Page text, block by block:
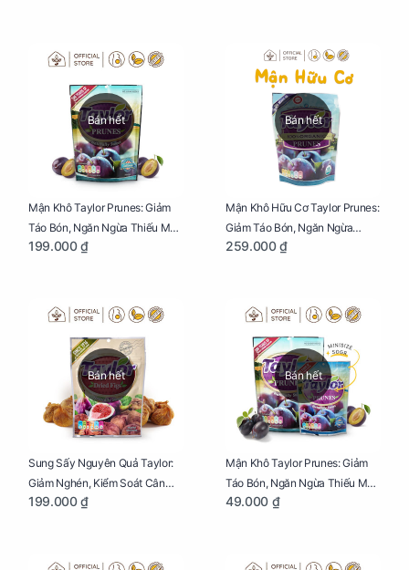
Bán hết
Mận Khô Taylor Prunes: Giảm
Táo Bón, Ngăn Ngừa Thiếu Máu
Cho Mẹ Bầu Túi 250g
199.000 ₫
Bán hết
Mận Khô Hữu Cơ Taylor Prunes:
Giảm Táo Bón, Ngăn Ngừa
Thiếu Máu Cho Mẹ Bầu Túi
259.000 ₫
Bán hết
Sung Sấy Nguyên Quả Taylor:
Giảm Nghén, Kiểm Soát Cân
Nặng Cho Mẹ Bầu Túi 190g
199.000 ₫
Bán hết
Mận Khô Taylor Prunes: Giảm
Táo Bón, Ngăn Ngừa Thiếu Máu
Cho Mẹ Bầu Túi 50g
49.000 ₫